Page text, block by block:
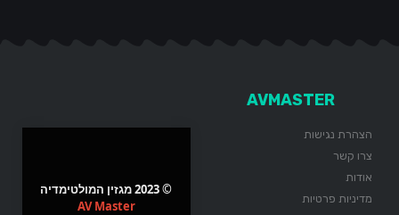
AVMASTER
הצהרת נגישות
צרו קשר
אודות
מדיניות פרטיות
© 2023 מגזין המולטימדיה
AV Master